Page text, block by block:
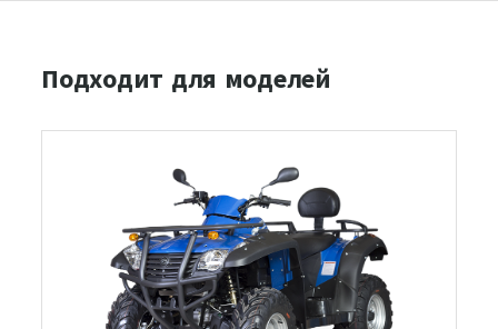
Подходит для моделей